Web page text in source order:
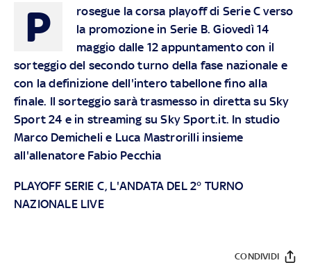
P
rosegue la corsa playoff di Serie C verso
la promozione in Serie B. Giovedì 14
maggio dalle 12 appuntamento con il
sorteggio del secondo turno della fase nazionale e
con la definizione dell'intero tabellone fino alla
finale. Il sorteggio sarà trasmesso in diretta suSky
Sport 24 e in streaming su Sky Sport.it. In studio
Marco Demicheli e Luca Mastrorilli insieme
all'allenatore Fabio Pecchia
PLAYOFF SERIE C, L'ANDATA DEL 2° TURNO
NAZIONALE LIVE
CONDIVIDI